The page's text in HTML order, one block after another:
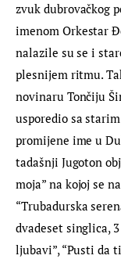
zvuk dubrovačkog
imenom Orkestar
nalazile su se i
plesnijem ritmu.
novinaru Tončiju
usporedio sa
promijene ime u
tadašnji Jugoton
moja” na kojoj se
“Trubadurska
dvadeset singlica,
ljubavi”, “Pusti da